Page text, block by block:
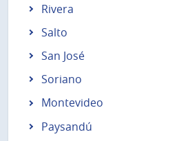
Rivera
Salto
San José
Soriano
Montevideo
Paysandú